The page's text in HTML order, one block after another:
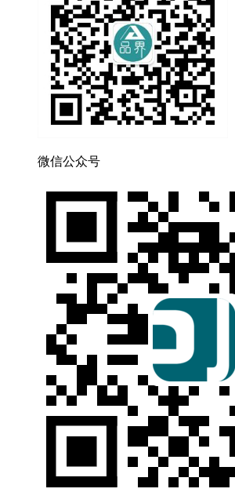
微信公众号